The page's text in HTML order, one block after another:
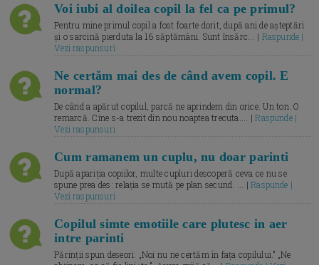
Voi iubi al doilea copil la fel ca pe primul?
Pentru mine primul copil a fost foarte dorit, după ani de așteptări
și o sarcină pierduta la 16 săptămâni. Sunt însărc... | Raspunde |
Vezi raspunsuri
Ne certăm mai des de când avem copil. E
normal?
De când a apărut copilul, parcă ne aprindem din orice. Un ton. O
remarcă. Cine s-a trezit din nou noaptea trecuta.... |Raspunde |
Vezi raspunsuri
Cum ramanem un cuplu, nu doar parinti
După apariția copiilor, multe cupluri descoperă ceva ce nu se
spune prea des: relația se mută pe plan secund. ... |Raspunde |
Vezi raspunsuri
Copilul simte emotiile care plutesc in aer
intre parinti
Părinții spun deseori: „Noi nu ne certăm în fața copilului.” „Ne